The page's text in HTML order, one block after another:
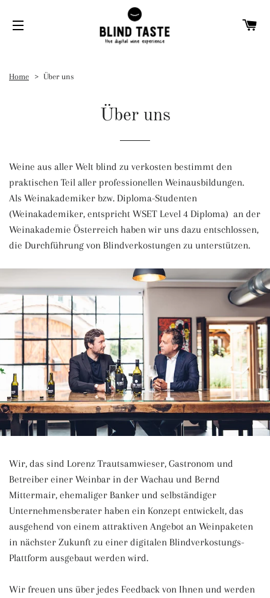
SEITENNAVIGATION
Home Über uns
Über uns
Weine aus aller Welt blind zu verkosten bestimmt den
praktischen Teil aller professionellen Weinausbildungen.
Als Weinakademiker bzw. Diploma-Studenten
(Weinakademiker, entspricht WSET Level 4 Diploma) an der
Weinakademie Österreich haben wir uns dazu entschlossen,
die Durchführung von Blindverkostungen zu unterstützen.
Wir, das sind Lorenz Trautsamwieser, Gastronom und
Betreiber einer Weinbar in der Wachau und Bernd
Mittermair, ehemaliger Banker und selbständiger
Unternehmensberater haben ein Konzept entwickelt, das
ausgehend von einem attraktiven Angebot an Weinpaketen
in nächster Zukunft zu einer digitalen Blindverkostungs-
Plattform ausgebaut werden wird.
Wir freuen uns über jedes Feedback von Ihnen und werden